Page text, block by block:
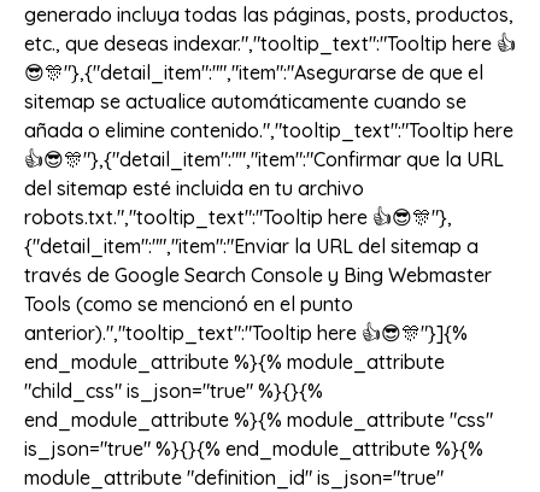
generado incluya todas las páginas, posts, productos,
etc., que deseas indexar.","tooltip_text":"Tooltip here 👍
😎🎊"},{"detail_item":"","item":"Asegurarse de que el
sitemap se actualice automáticamente cuando se
añada o elimine contenido.","tooltip_text":"Tooltip here
👍😎🎊"},{"detail_item":"","item":"Confirmar que la URL
del sitemap esté incluida en tu archivo
robots.txt.","tooltip_text":"Tooltip here 👍😎🎊"},
{"detail_item":"","item":"Enviar la URL del sitemap a
través de Google Search Console y Bing Webmaster
Tools (como se mencionó en el punto
anterior).","tooltip_text":"Tooltip here 👍😎🎊"}]{%
end_module_attribute %}{% module_attribute
"child_css" is_json="true" %}{}{%
end_module_attribute %}{% module_attribute "css"
is_json="true" %}{}{% end_module_attribute %}{%
module_attribute "definition_id" is_json="true"